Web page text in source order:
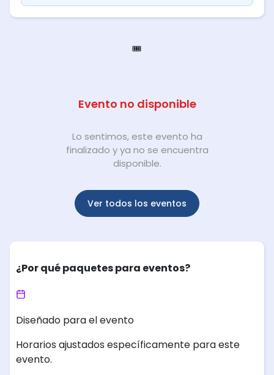
🎟️
Evento no disponible
Lo sentimos, este evento ha
finalizado y ya no se encuentra
disponible.
Ver todos los eventos
¿Por qué paquetes para eventos?
Diseñado para el evento
Horarios ajustados específicamente para este
evento.